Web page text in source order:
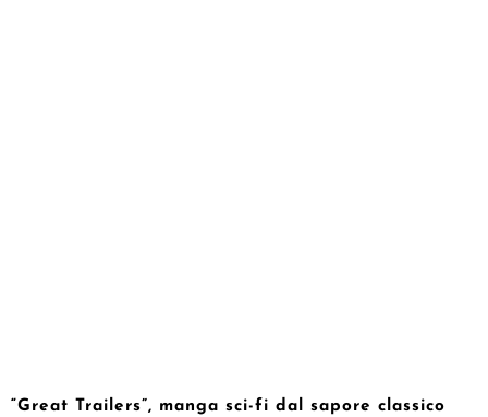
“Great Trailers”, manga sci-fi dal sapore classico